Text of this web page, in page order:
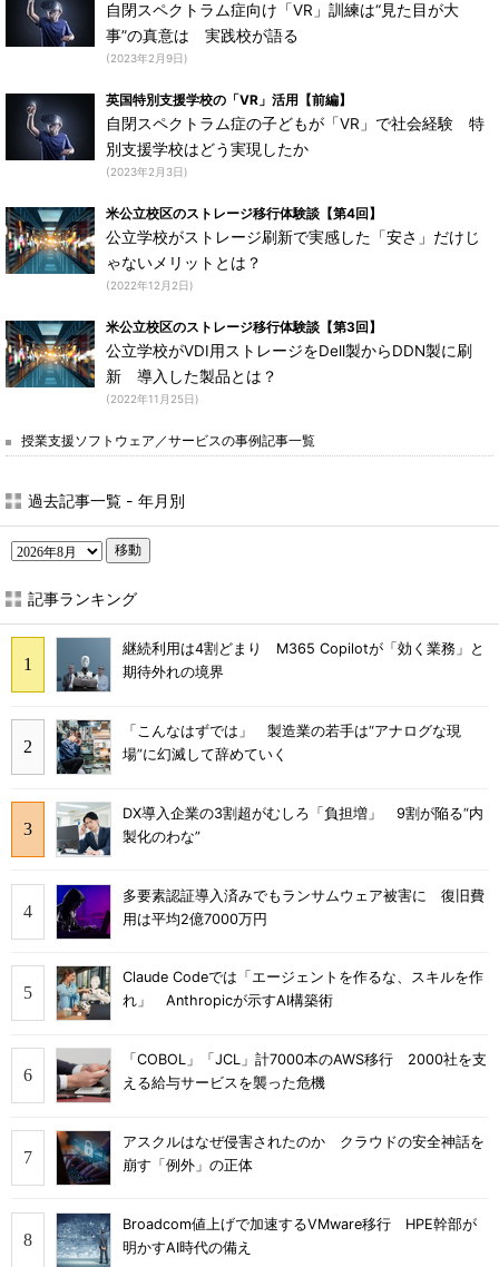
自閉スペクトラム症向け「VR」訓練は“見た目が大
事”の真意は 実践校が語る
(2023年2月9日)
英国特別支援学校の「VR」活用【前編】
自閉スペクトラム症の子どもが「VR」で社会経験 特
別支援学校はどう実現したか
(2023年2月3日)
米公立校区のストレージ移行体験談【第4回】
公立学校がストレージ刷新で実感した「安さ」だけじ
ゃないメリットとは？
(2022年12月2日)
米公立校区のストレージ移行体験談【第3回】
公立学校がVDI用ストレージをDell製からDDN製に刷
新 導入した製品とは？
(2022年11月25日)
授業支援ソフトウェア／サービスの事例記事一覧
過去記事一覧 - 年月別
移動
記事ランキング
継続利用は4割どまり M365 Copilotが「効く業務」と
期待外れの境界
「こんなはずでは」 製造業の若手は“アナログな現
場”に幻滅して辞めていく
DX導入企業の3割超がむしろ「負担増」 9割が陥る“内
製化のわな”
多要素認証導入済みでもランサムウェア被害に 復旧費
用は平均2億7000万円
Claude Codeでは「エージェントを作るな、スキルを作
れ」 Anthropicが示すAI構築術
「COBOL」「JCL」計7000本のAWS移行 2000社を支
える給与サービスを襲った危機
アスクルはなぜ侵害されたのか クラウドの安全神話を
崩す「例外」の正体
Broadcom値上げで加速するVMware移行 HPE幹部が
明かすAI時代の備え